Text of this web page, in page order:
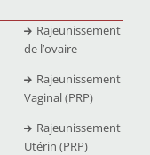
Rajeunissement
de l’ovaire
Rajeunissement
Vaginal (PRP)
Rajeunissement
Utérin (PRP)